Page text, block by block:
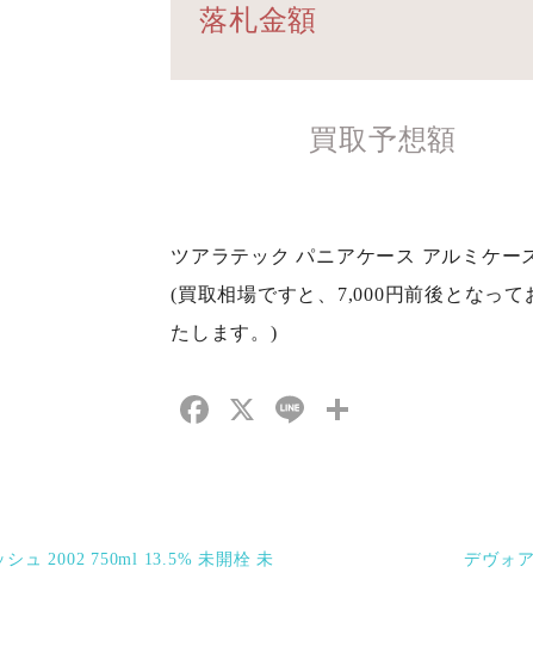
落札金額
買取予想額
ツアラテック パニアケース アルミケー
(買取相場ですと、7,000円前後となっ
たします。)
Facebook
X Line
ュ 2002 750ml 13.5% 未開栓 未
デヴォ